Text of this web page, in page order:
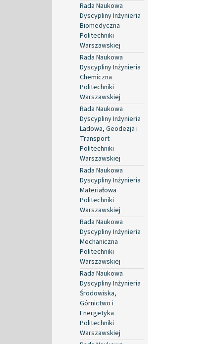
Rada Naukowa
Dyscypliny Inżynieria
Biomedyczna
Politechniki
Warszawskiej
Rada Naukowa
Dyscypliny Inżynieria
Chemiczna
Politechniki
Warszawskiej
Rada Naukowa
Dyscypliny Inżynieria
Lądowa, Geodezja i
Transport
Politechniki
Warszawskiej
Rada Naukowa
Dyscypliny Inżynieria
Materiałowa
Politechniki
Warszawskiej
Rada Naukowa
Dyscypliny Inżynieria
Mechaniczna
Politechniki
Warszawskiej
Rada Naukowa
Dyscypliny Inżynieria
Środowiska,
Górnictwo i
Energetyka
Politechniki
Warszawskiej